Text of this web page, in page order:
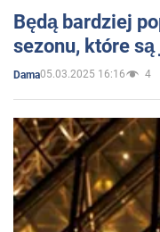
Będą bardziej
sezonu, które
Dama05.03.2025 16:16 4